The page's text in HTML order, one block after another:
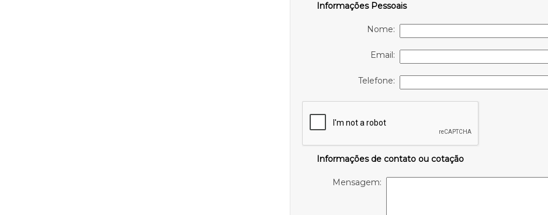
Informações Pessoais
Nome:
Email:
Telefone:
Informações de contato ou cotação
Mensagem: